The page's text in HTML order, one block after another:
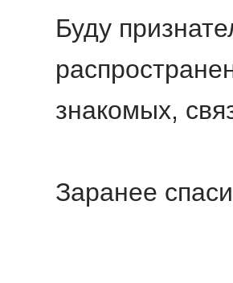
Буду
знакомых,
Заранее